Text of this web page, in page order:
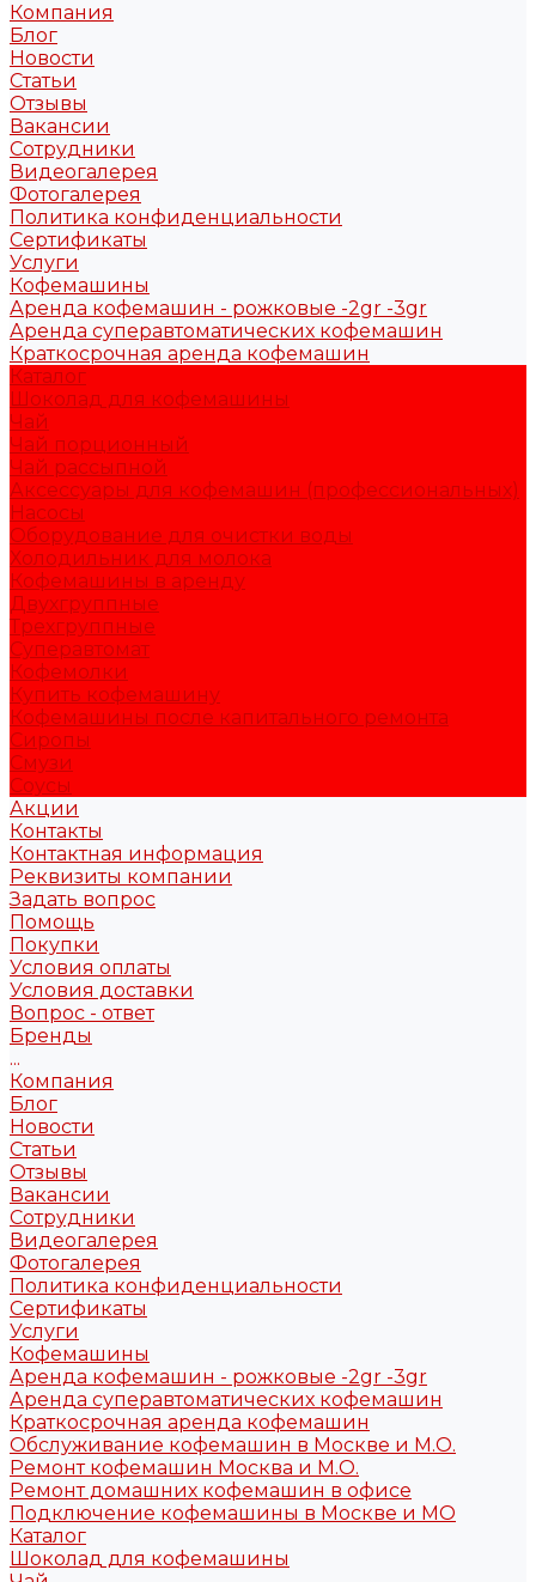
Компания
Блог
Новости
Статьи
Отзывы
Вакансии
Сотрудники
Видеогалерея
Фотогалерея
Политика конфиденциальности
Сертификаты
Услуги
Кофемашины
Аренда кофемашин - рожковые -2gr -3gr
Аренда суперавтоматических кофемашин
Краткосрочная аренда кофемашин
Каталог
Шоколад для кофемашины
Чай
Чай порционный
Чай рассыпной
Аксессуары для кофемашин (профессиональных)
Насосы
Оборудование для очистки воды
Холодильник для молока
Кофемашины в аренду
Двухгруппные
Трехгруппные
Суперавтомат
Кофемолки
Купить кофемашину
Кофемашины после капитального ремонта
Сиропы
Смузи
Соусы
Акции
Контакты
Контактная информация
Реквизиты компании
Задать вопрос
Помощь
Покупки
Условия оплаты
Условия доставки
Вопрос - ответ
Бренды
...
Компания
Блог
Новости
Статьи
Отзывы
Вакансии
Сотрудники
Видеогалерея
Фотогалерея
Политика конфиденциальности
Сертификаты
Услуги
Кофемашины
Аренда кофемашин - рожковые -2gr -3gr
Аренда суперавтоматических кофемашин
Краткосрочная аренда кофемашин
Обслуживание кофемашин в Москве и М.О.
Ремонт кофемашин Москва и М.О.
Ремонт домашних кофемашин в офисе
Подключение кофемашины в Москве и МО
Каталог
Шоколад для кофемашины